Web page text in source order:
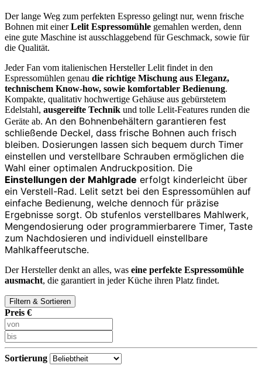
Der lange Weg zum perfekten Espresso gelingt nur, wenn frische
Bohnen mit einerLelit Espressomühle gemahlen werden, denn
eine gute Maschine ist ausschlaggebend für Geschmack, sowie für
die Qualität.
Jeder Fan vom italienischen Hersteller Lelit findet in den
Espressomühlen genau die richtige Mischung aus Eleganz,
technischem Know-how, sowie komfortabler Bedienung.
Kompakte, qualitativ hochwertige Gehäuse aus gebürstetem
Edelstahl, ausgereifte Technik und tolle Lelit-Features runden die
Geräte ab. An den Bohnenbehältern garantieren fest
schließende Deckel, dass frische Bohnen auch frisch
bleiben. Dosierungen lassen sich bequem durch Timer
einstellen und verstellbare Schrauben ermöglichen die
Wahl einer optimalen Andruckposition. Die
Einstellungen der Mahlgrade erfolgt kinderleicht über
ein Verstell-Rad. Lelit setzt bei den Espressomühlen auf
einfache Bedienung, welche dennoch für präzise
Ergebnisse sorgt. Ob stufenlos verstellbares Mahlwerk,
Mengendosierung oder programmierbarere Timer, Taste
zum Nachdosieren und individuell einstellbare
Mahlkaffeerutsche.
Der Hersteller denkt an alles, was eine perfekte Espressomühle
ausmacht, die garantiert in jeder Küche ihren Platz findet.
Filtern & Sortieren
Preis €
Sortierung